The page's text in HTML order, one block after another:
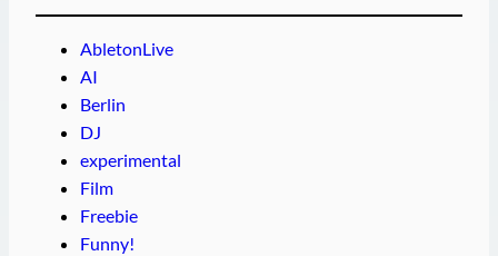
AbletonLive
AI
Berlin
DJ
experimental
Film
Freebie
Funny!